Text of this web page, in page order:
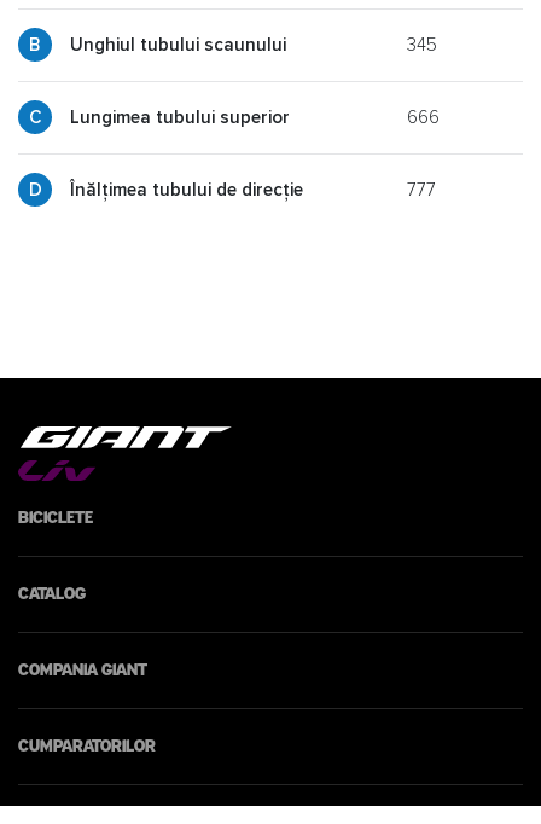
Unghiul tubului scaunului 345
Lungimea tubului superior 666
Înălțimea tubului de direcție 777
Biciclete
Catalog
Compania Giant
Cumparatorilor